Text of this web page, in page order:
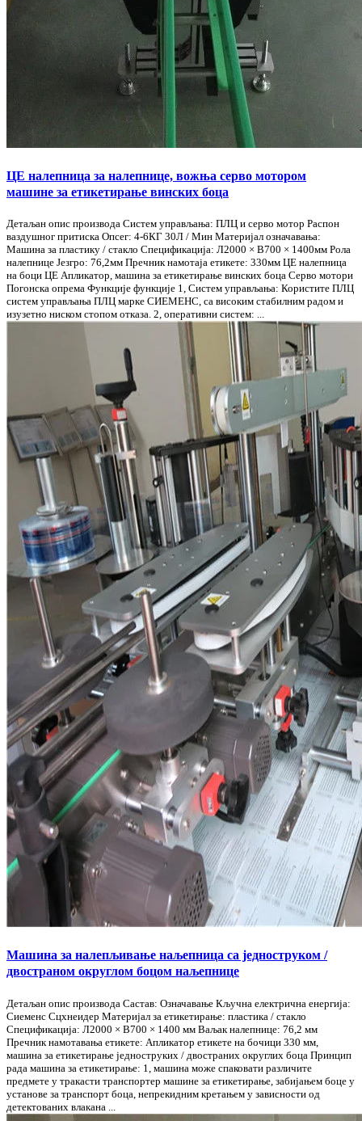
ЦЕ налепница за налепнице, вожња серво мотором
машине за етикетирање винских боца
Детаљан опис производа Систем управљања: ПЛЦ и серво мотор Распон
ваздушног притиска Опсег: 4-6КГ 30Л / Мин Материјал означавања:
Машина за пластику / стакло Спецификација: Л2000 × В700 × 1400мм Рола
налепнице Језгро: 76,2мм Пречник намотаја етикете: 330мм ЦЕ налепница
на боци ЦЕ Апликатор, машина за етикетирање винских боца Серво мотори
Погонска опрема Функције функције 1, Систем управљања: Користите ПЛЦ
систем управљања ПЛЦ марке СИЕМЕНС, са високим стабилним радом и
изузетно ниском стопом отказа. 2, оперативни систем: ...
Машина за налепљивање наљепница са једноструком /
двостраном округлом боцом наљепнице
Детаљан опис производа Састав: Означавање Кључна електрична енергија:
Сиеменс Сцхнеидер Материјал за етикетирање: пластика / стакло
Спецификација: Л2000 × В700 × 1400 мм Ваљак налепнице: 76,2 мм
Пречник намотавања етикете: Апликатор етикете на бочици 330 мм,
машина за етикетирање једноструких / двостраних округлих боца Принцип
рада машина за етикетирање: 1, машина може спаковати различите
предмете у тракасти транспортер машине за етикетирање, забијањем боце у
установе за транспорт боца, непрекидним кретањем у зависности од
детектованих влакана ...